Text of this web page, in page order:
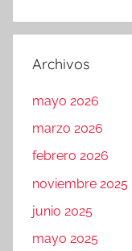
Archivos
mayo 2026
marzo 2026
febrero 2026
noviembre 2025
junio 2025
mayo 2025